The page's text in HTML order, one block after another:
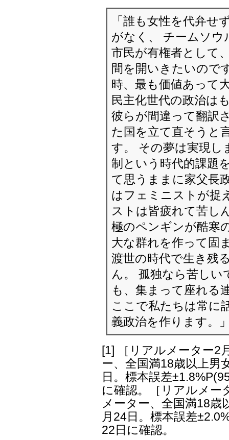
「誰も女性を代弁せ
がなく、 チームソ
市民が有権者として
間を開いきたいので
時、最も価値あって
民主化世代の政治は
彼らが間違って翻訳
た国を立て直そうと
す。 その夢は実現し
制という時代的課題
て思うままに家父長
はフェミニストが捉
ストは皆疲れて苦し
極のペンギンが酷寒
大な群れを作って固
渡世の時代で生き残
ん。 孤独なら苦し
も、集まって座れる
ここで私たちは常に
義政治を作ります。
[1] ［リアルメーター2
ー、全国満18歳以上男
日。標本誤差
に確認。［リアルメー
メーター、全国満18歳
月24日。標本誤差
22日に確認。